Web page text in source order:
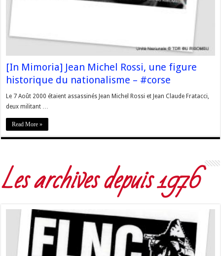
[In Mimoria] Jean Michel Rossi, une figure
historique du nationalisme – #corse
Le 7 Août 2000 étaient assassinés Jean Michel Rossi et Jean Claude Fratacci,
deux militant …
Read More »
Les archives depuis 1976